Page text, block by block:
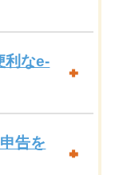
利なe-
告を